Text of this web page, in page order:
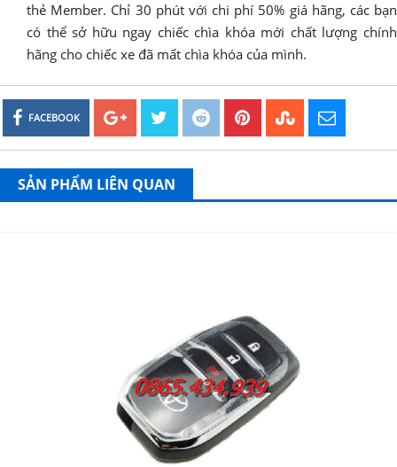
thẻ Member. Chỉ 30 phút với chi phí 50% giá hãng, các bạn
có thể sở hữu ngay chiếc chìa khóa mới chất lượng chính
hãng cho chiếc xe đã mất chìa khóa của mình.
FACEBOOK
SẢN PHẨM LIÊN QUAN